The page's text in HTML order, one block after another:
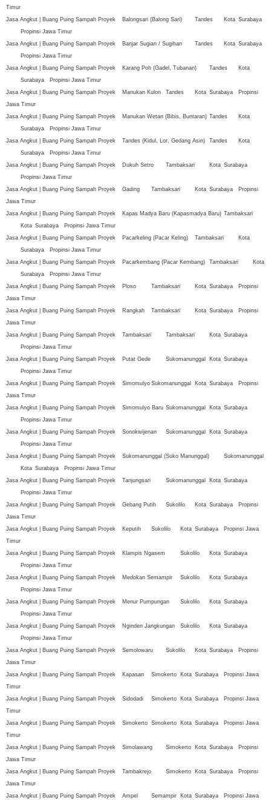
Timur
Jasa Angkut | Buang Puing Sampah Proyek
Balongsari (Balong Sari) Tandes Kota Surabaya
Propinsi Jawa Timur
Jasa Angkut | Buang Puing Sampah Proyek
Banjar Sugian / Sugihan Tandes Kota Surabaya
Propinsi Jawa Timur
Jasa Angkut | Buang Puing Sampah Proyek
Karang Poh (Gadel, Tubanan) Tandes
Kota
Surabaya
Propinsi Jawa Timur
Jasa Angkut | Buang Puing Sampah Proyek
Manukan Kulon Tandes Kota Surabaya
Propinsi
Jawa Timur
Jasa Angkut | Buang Puing Sampah Proyek
Manukan Wetan (Bibis, Buntaran) Tandes
Kota
Surabaya
Propinsi Jawa Timur
Jasa Angkut | Buang Puing Sampah Proyek
Tandes (Kidul, Lor, Gedang Asin) Tandes
Kota
Surabaya
Propinsi Jawa Timur
Jasa Angkut | Buang Puing Sampah Proyek
Dukuh Setro Tambaksari Kota Surabaya
Propinsi Jawa Timur
Jasa Angkut | Buang Puing Sampah Proyek
Gading Tambaksari Kota Surabaya
Propinsi
Jawa Timur
Jasa Angkut | Buang Puing Sampah Proyek
Kapas Madya Baru (Kapasmadya Baru) Tambaksari
Kota Surabaya
Propinsi Jawa Timur
Jasa Angkut | Buang Puing Sampah Proyek
Pacarkeling (Pacar Keling) Tambaksari
Kota
Surabaya
Propinsi Jawa Timur
Jasa Angkut | Buang Puing Sampah Proyek
Pacarkembang (Pacar Kembang) Tambaksari
Kota
Surabaya
Propinsi Jawa Timur
Jasa Angkut | Buang Puing Sampah Proyek
Ploso Tambaksari Kota Surabaya
Propinsi
Jawa Timur
Jasa Angkut | Buang Puing Sampah Proyek
Rangkah Tambaksari Kota Surabaya
Propinsi
Jawa Timur
Jasa Angkut | Buang Puing Sampah Proyek
Tambaksari Tambaksari Kota Surabaya
Propinsi Jawa Timur
Jasa Angkut | Buang Puing Sampah Proyek
Putat Gede Sukomanunggal Kota Surabaya
Propinsi Jawa Timur
Jasa Angkut | Buang Puing Sampah Proyek
Simomulyo Sukomanunggal Kota Surabaya
Propinsi
Jawa Timur
Jasa Angkut | Buang Puing Sampah Proyek
Simomulyo Baru Sukomanunggal Kota Surabaya
Propinsi Jawa Timur
Jasa Angkut | Buang Puing Sampah Proyek
Sonokwijenan Sukomanunggal Kota Surabaya
Propinsi Jawa Timur
Jasa Angkut | Buang Puing Sampah Proyek
Sukomanunggal (Suko Manunggal)
Sukomanunggal
Kota Surabaya
Propinsi Jawa Timur
Jasa Angkut | Buang Puing Sampah Proyek
Tanjungsari Sukomanunggal Kota Surabaya
Propinsi Jawa Timur
Jasa Angkut | Buang Puing Sampah Proyek
Gebang Putih Sukolilo Kota Surabaya
Propinsi
Jawa Timur
Jasa Angkut | Buang Puing Sampah Proyek
Keputih Sukolilo Kota Surabaya
Propinsi Jawa
Timur
Jasa Angkut | Buang Puing Sampah Proyek
Klampis Ngasem Sukolilo Kota Surabaya
Propinsi Jawa Timur
Jasa Angkut | Buang Puing Sampah Proyek
Medokan Semampir Sukolilo Kota Surabaya
Propinsi Jawa Timur
Jasa Angkut | Buang Puing Sampah Proyek
Menur Pumpungan Sukolilo Kota Surabaya
Propinsi Jawa Timur
Jasa Angkut | Buang Puing Sampah Proyek
Nginden Jangkungan Sukolilo Kota Surabaya
Propinsi Jawa Timur
Jasa Angkut | Buang Puing Sampah Proyek
Semolowaru Sukolilo Kota Surabaya
Propinsi
Jawa Timur
Jasa Angkut | Buang Puing Sampah Proyek
Kapasan Simokerto Kota Surabaya
Propinsi Jawa
Timur
Jasa Angkut | Buang Puing Sampah Proyek
Sidodadi Simokerto Kota Surabaya
Propinsi Jawa
Timur
Jasa Angkut | Buang Puing Sampah Proyek
Simokerto Simokerto Kota Surabaya
Propinsi Jawa
Timur
Jasa Angkut | Buang Puing Sampah Proyek
Simolawang Simokerto Kota Surabaya
Propinsi
Jawa Timur
Jasa Angkut | Buang Puing Sampah Proyek
Tambakrejo Simokerto Kota Surabaya
Propinsi
Jawa Timur
Jasa Angkut | Buang Puing Sampah Proyek
Ampel Semampir Kota Surabaya
Propinsi Jawa